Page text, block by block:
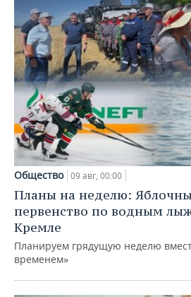
Общество 09 авг, 00:00
Планы на неделю:
первенство по водным
Кремле
Планируем грядущую неделю
временем»